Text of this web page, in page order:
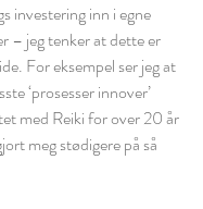
investering inn i egne
– jeg tenker at dette er
For eksempel ser jeg at
‘prosesser innover’
med Reiki for over 20 år
meg stødigere på så